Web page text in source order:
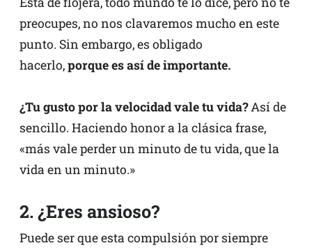
preocupes, no nos clavaremos mucho en este
punto. Sin embargo, es obligado
hacerlo,porque es así de importante.
¿Tu gusto por la velocidad vale tu vida?Así de
sencillo. Haciendo honor a la clásica frase,
«más vale perder un minuto de tu vida, que la
vida en un minuto.»
2. ¿Eres ansioso?
Puede ser que esta compulsión por siempre